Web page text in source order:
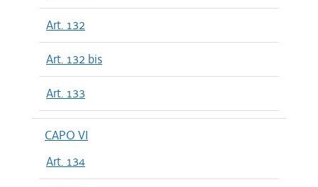
Art. 132
Art. 132 bis
Art. 133
CAPO VI
Art. 134